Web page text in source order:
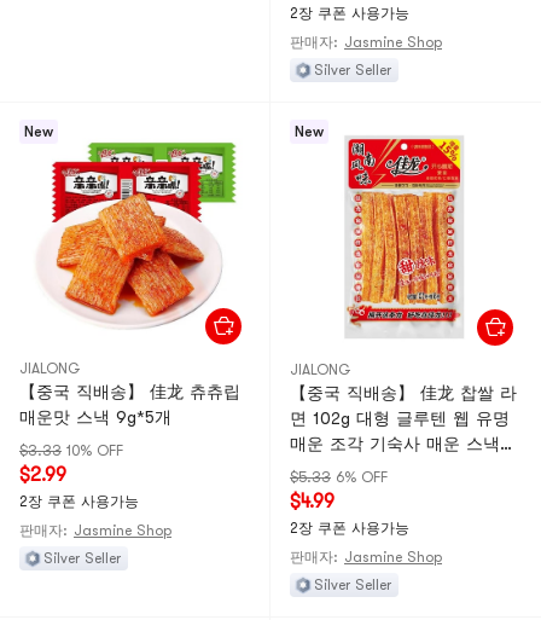
2장 쿠폰 사용가능
판매자: Jasmine Shop
Silver Seller
New
JIALONG
【중국 직배송】 佳龙 츄츄립
매운맛 스낵 9g*5개
$3.33 10% OFF
$2.99
2장 쿠폰 사용가능
판매자: Jasmine Shop
Silver Seller
New
JIALONG
【중국 직배송】 佳龙 찹쌀 라
면 102g 대형 글루텐 웹 유명
매운 조각 기숙사 매운 스낵
향수 캐주얼 식품 102g*1팩
$5.33 6% OFF
$4.99
2장 쿠폰 사용가능
판매자: Jasmine Shop
Silver Seller